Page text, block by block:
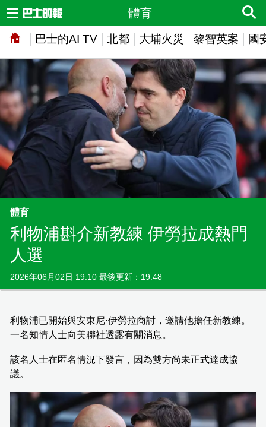
巴士的AI TV 北都 大埔火災 黎智英案 國
體育
體育
利物浦斟介新教練 伊勞拉成熱門
人選
2026年06月02日 19:10 最後更新：19:48
利物浦已開始與安東尼·伊勞拉商討，邀請他擔任新教練。
一名知情人士向美聯社透露有關消息。
該名人士在匿名情況下發言，因為雙方尚未正式達成協
議。